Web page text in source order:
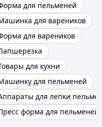
для пельменей
для вареников
для вареников
для кухни
для пельменей
для лепки
форма для пельменей